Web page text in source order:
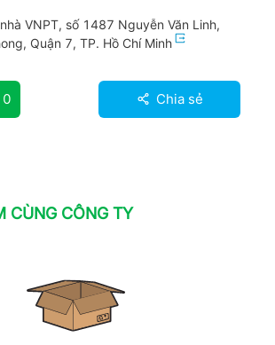
VNPT, số 1487 Nguyễn Văn Linh,
Quận 7, TP. Hồ Chí Minh
0 Chia sẻ
CÙNG CÔNG TY